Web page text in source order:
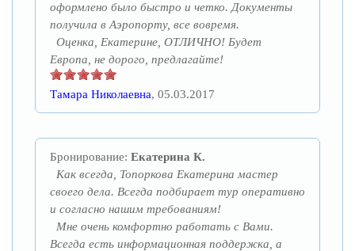
оформлено было быстро и четко. Документы
получила в Аэропорту, все вовремя.
Оценка, Екатерине, ОТЛИЧНО! Будет
Европа, не дорого, предлагайте!
Тамара Николаевна, 05.03.2017
Бронирование: Екатерина К.
Как всегда, Топоркова Екатерина мастер
своего дела. Всегда подбирает тур оперативно
и согласно нашим требованиям!
Мне очень комфортно работать с Вами.
Всегда есть информационная поддержка, а